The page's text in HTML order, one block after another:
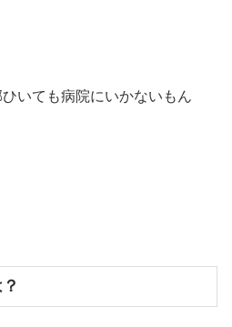
いても病院にいかないもん